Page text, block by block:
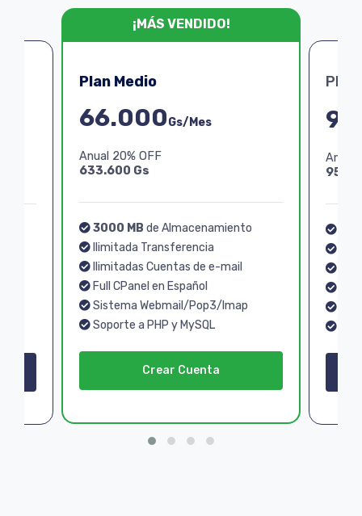
¡MÁS VENDIDO!
Plan Medio
66.000Gs/Mes
Anual 20% OFF
633.600 Gs
3000 MB de Almacenamiento
Ilimitada Transferencia
Ilimitadas Cuentas de e-mail
Full CPanel en Español
Sistema Webmail/Pop3/Imap
Soporte a PHP y MySQL
Crear Cuenta
Plan
Anual